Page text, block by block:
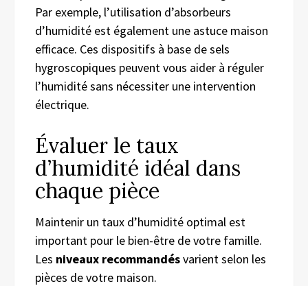
Par exemple, l’utilisation d’absorbeurs
d’humidité est également une astuce maison
efficace. Ces dispositifs à base de sels
hygroscopiques peuvent vous aider à réguler
l’humidité sans nécessiter une intervention
électrique.
Évaluer le taux
d’humidité idéal dans
chaque pièce
Maintenir un taux d’humidité optimal est
important pour le bien-être de votre famille.
Les niveaux recommandésvarient selon les
pièces de votre maison.